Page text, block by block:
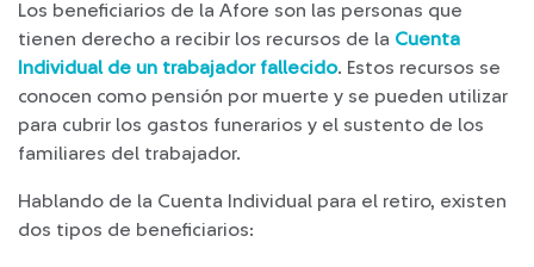
Los beneficiarios de la Afore son las personas que
tienen derecho a recibir los recursos de la Cuenta
Individual de un trabajador fallecido. Estos recursos se
conocen como pensión por muerte y se pueden utilizar
para cubrir los gastos funerarios y el sustento de los
familiares del trabajador.
Hablando de la Cuenta Individual para el retiro, existen
dos tipos de beneficiarios: